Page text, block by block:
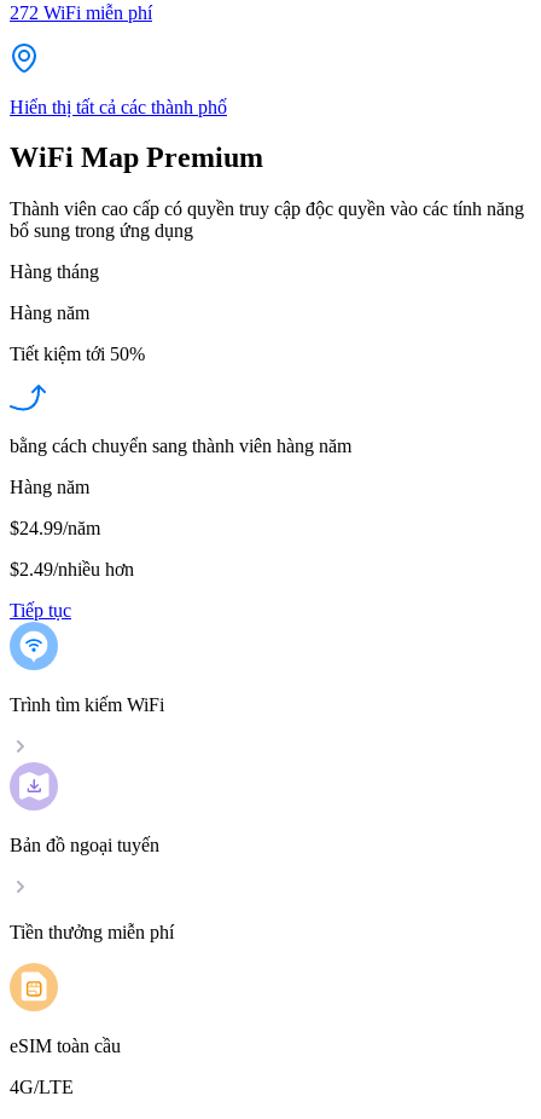
272 WiFi miễn phí
Hiển thị tất cả các thành phố
WiFi Map Premium
Thành viên cao cấp có quyền truy cập độc quyền vào các tính năng
bổ sung trong ứng dụng
Hàng tháng
Hàng năm
Tiết kiệm tới 50%
bằng cách chuyển sang thành viên hàng năm
Hàng năm
$24.99/năm
$2.49/nhiều hơn
Tiếp tục
Trình tìm kiếm WiFi
Bản đồ ngoại tuyến
Tiền thưởng miễn phí
eSIM toàn cầu
4G/LTE